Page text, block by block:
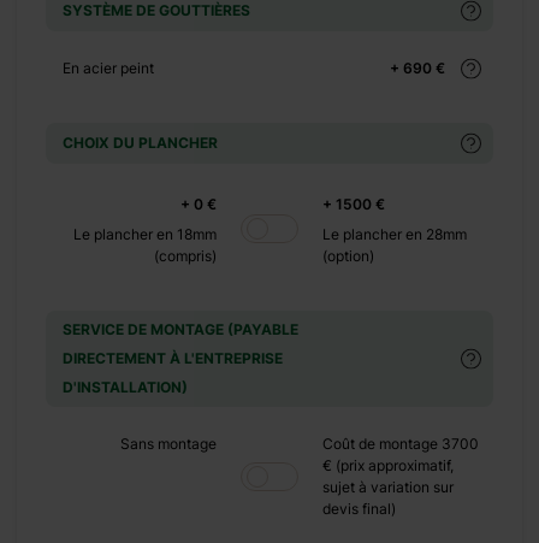
SYSTÈME DE GOUTTIÈRES
+ 690 €
En acier peint
CHOIX DU PLANCHER
+ 0 €
Le plancher en 18mm
(compris)
+ 1500 €
Le plancher en 28mm
(option)
SERVICE DE MONTAGE (PAYABLE
DIRECTEMENT À L'ENTREPRISE
D'INSTALLATION)
Sans montage
Coût de montage 3700
€ (prix approximatif,
sujet à variation sur
devis final)